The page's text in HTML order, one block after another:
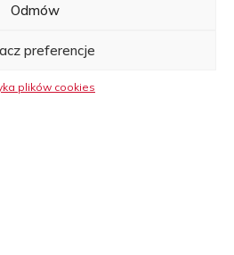
Odmów
preferencje
plików cookies